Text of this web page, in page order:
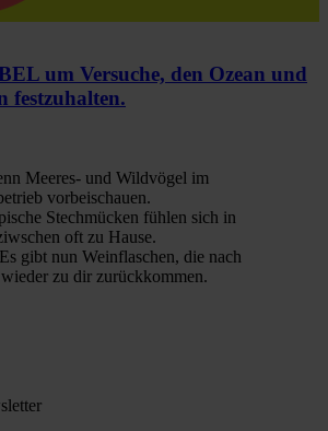
um Versuche, den Ozean und
festzuhalten.
Meeres- und Wildvögel im
vorbeischauen.
Stechmücken fühlen sich in
oft zu Hause.
Es gibt nun Weinflaschen, die nach
zu dir zurückkommen.